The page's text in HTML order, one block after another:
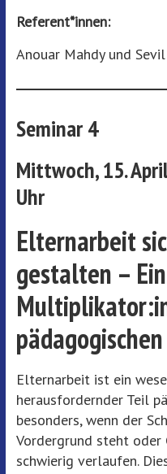
Referent*innen:
Anouar Mahdy und
Seminar 4
Mittwoch, 15.
Uhr
Elternarbeit
gestalten –
Elternarbeit ist ein
herausfordernder Teil
besonders, wenn der
Vordergrund steht oder
schwierig verlaufen.